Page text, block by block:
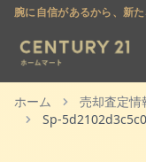
腕に自信があるから、新
ホーム 売却査定情
Sp-